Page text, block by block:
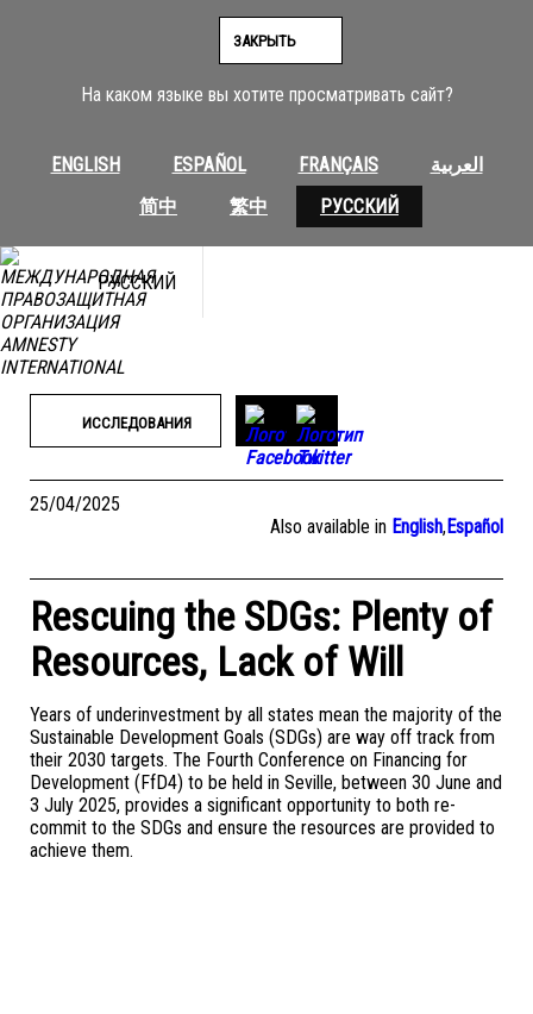
На каком языке вы хотите просматривать сайт?
ENGLISH ESPAÑOL FRANÇAIS
العربية
简中
繁中 РУССКИЙ
ЗАКРЫТЬ
РУССКИЙ
ИССЛЕДОВАНИЯ
25/04/2025
Also available in English,Español
Rescuing the SDGs: Plenty of
Resources, Lack of Will
Years of underinvestment by all states mean the majority of the
Sustainable Development Goals (SDGs) are way off track from
their 2030 targets. The Fourth Conference on Financing for
Development (FfD4) to be held in Seville, between 30 June and
3 July 2025, provides a significant opportunity to both re-
commit to the SDGs and ensure the resources are provided to
achieve them.